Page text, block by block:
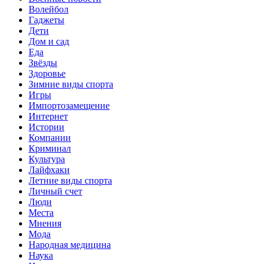
Волейбол
Гаджеты
Дети
Дом и сад
Еда
Звёзды
Здоровье
Зимние виды спорта
Игры
Импортозамещение
Интернет
Истории
Компании
Криминал
Культура
Лайфхаки
Летние виды спорта
Личный счет
Люди
Места
Мнения
Мода
Народная медицина
Наука